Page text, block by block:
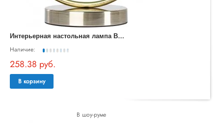
И
нтерьерная настольная лампа Banker A5040LT-1AB
Наличие:
258.38 руб.
В корзину
В шоу-руме